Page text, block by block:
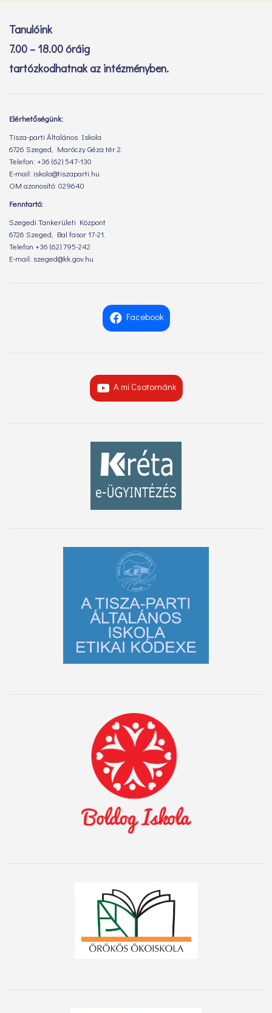
Tanulóink
7.00 – 18.00 óráig
tartózkodhatnak az intézményben.
Elérhetőségünk:
Tisza-parti Általános Iskola
6726 Szeged, Maróczy Géza tér 2.
Telefon: +36 (62) 547-130
E-mail: iskola@tiszaparti.hu
OM azonosító: 029640
Fenntartó:
Szegedi Tankerületi Központ
6726 Szeged, Bal fasor 17-21.
Telefon +36 (62) 795-242
E-mail: szeged@kk.gov.hu
Facebook
A mi Csatornánk